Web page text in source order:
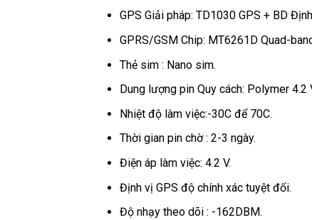
GPS Giải pháp: TD1030 GPS + BD
GPRS/GSM Chip: MT6261D Quad-
Thẻ sim : Nano sim.
Dung lượng pin Quy cách: Polymer 4.2
Nhiệt độ làm việc:-30C để 70C.
Thời gian pin chờ : 2-3 ngày.
Điện áp làm việc: 4.2 V.
Định vị GPS độ chính xác tuyệt đối.
Độ nhạy theo dõi : -162DBM.